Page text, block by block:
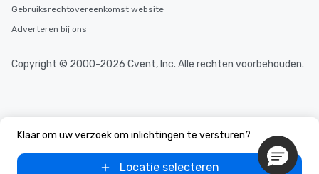
Klaar om uw verzoek om inlichtingen te versturen?
Locatie selecteren
Gebruiksrechtovereenkomst website
Adverteren bij ons
Copyright © 2000-2026 Cvent, Inc. Alle rechten voorbehouden.